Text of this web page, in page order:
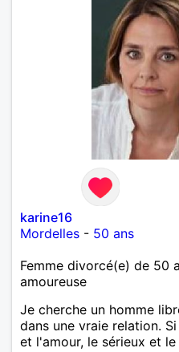
karine16
Mordelles - 50 ans
Femme divorcé(e) de 50
amoureuse
Je cherche un homme
dans une vraie relation.
et l'amour, le sérieux et